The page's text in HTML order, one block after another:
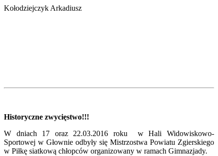
Kołodziejczyk Arkadiusz
Historyczne zwycięstwo!!!
W dniach 17 oraz 22.03.2016 roku w Hali Widowiskowo-
Sportowej w Głownie odbyły się Mistrzostwa Powiatu Zgierskiego
w Piłkę siatkową chłopców organizowany w ramach Gimnazjady.